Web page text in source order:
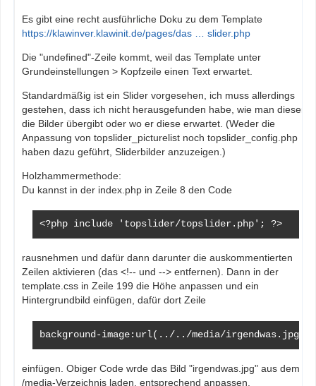
Es gibt eine recht ausführliche Doku zu dem Template
https://klawinver.klawinit.de/pages/das … slider.php
Die "undefined"-Zeile kommt, weil das Template unter
Grundeinstellungen > Kopfzeile einen Text erwartet.
Standardmäßig ist ein Slider vorgesehen, ich muss allerdings
gestehen, dass ich nicht herausgefunden habe, wie man diesem
die Bilder übergibt oder wo er diese erwartet. (Weder die
Anpassung von topslider_picturelist noch topslider_config.php
haben dazu geführt, Sliderbilder anzuzeigen.)
Holzhammermethode:
Du kannst in der index.php in Zeile 8 den Code
<?php include 'topslider/topslider.php'; ?>
rausnehmen und dafür dann darunter die auskommentierten
Zeilen aktivieren (das <!-- und --> entfernen). Dann in der
template.css in Zeile 199 die Höhe anpassen und ein
Hintergrundbild einfügen, dafür dort Zeile
background-image:url(../../media/irgendwas.jpg);
einfügen. Obiger Code wrde das Bild "irgendwas.jpg" aus dem
/media-Verzeichnis laden, entsprechend anpassen.